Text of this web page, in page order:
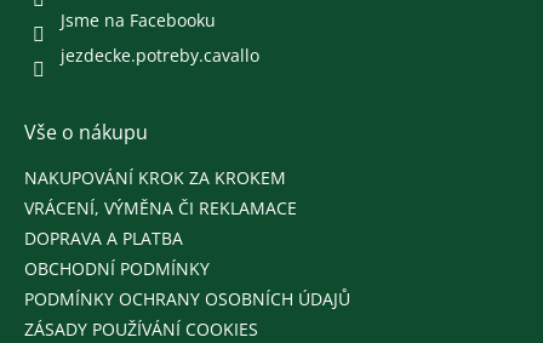
Jsme na Facebooku
jezdecke.potreby.cavallo
Vše o nákupu
NAKUPOVÁNÍ KROK ZA KROKEM
VRÁCENÍ, VÝMĚNA ČI REKLAMACE
DOPRAVA A PLATBA
OBCHODNÍ PODMÍNKY
PODMÍNKY OCHRANY OSOBNÍCH ÚDAJŮ
ZÁSADY POUŽÍVÁNÍ COOKIES